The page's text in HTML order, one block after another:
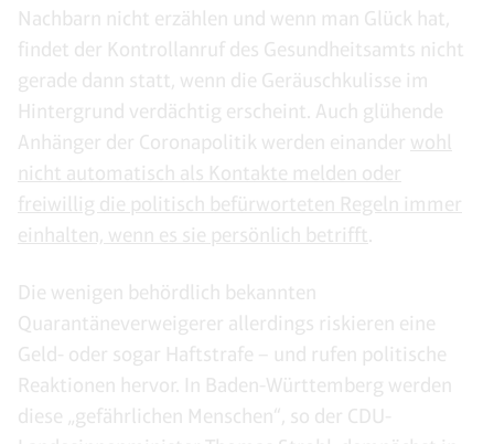
Nachbarn nicht erzählen und wenn man Glück hat,
findet der Kontrollanruf des Gesundheitsamts nicht
gerade dann statt, wenn die Geräuschkulisse im
Hintergrund verdächtig erscheint. Auch glühende
Anhänger der Coronapolitik werden einander wohl
nicht automatisch als Kontakte melden oder
freiwillig die politisch befürworteten Regeln immer
einhalten, wenn es sie persönlich betrifft
Die wenigen behördlich bekannten
Quarantäneverweigerer allerdings riskieren eine
Geld- oder sogar Haftstrafe – und rufen politische
Reaktionen hervor. In Baden-Württemberg werden
diese „gefährlichen Menschen“, so der CDU-